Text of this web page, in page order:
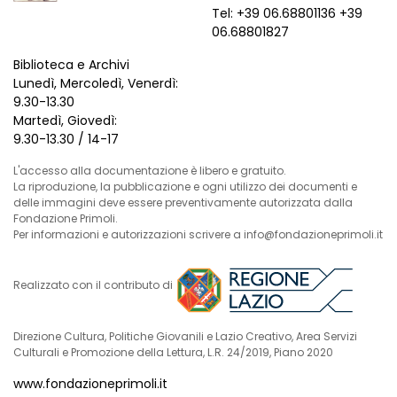
Tel: +39 06.68801136 +39
06.68801827
Biblioteca e Archivi
Lunedì, Mercoledì, Venerdì:
9.30-13.30
Martedì, Giovedì:
9.30-13.30 / 14-17
L'accesso alla documentazione è libero e gratuito.
La riproduzione, la pubblicazione e ogni utilizzo dei documenti e
delle immagini deve essere preventivamente autorizzata dalla
Fondazione Primoli.
Per informazioni e autorizzazioni scrivere a info@fondazioneprimoli.it
Realizzato con il contributo di
Direzione Cultura, Politiche Giovanili e Lazio Creativo, Area Servizi
Culturali e Promozione della Lettura, L.R. 24/2019, Piano 2020
www.fondazioneprimoli.it